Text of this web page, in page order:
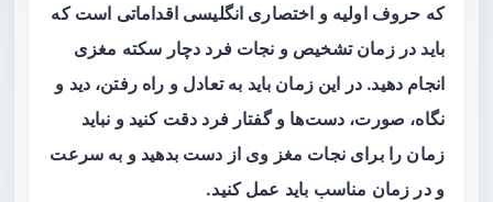
که حروف اولیه و اختصاری انگلیسی اقداماتی است که
باید در زمان تشخیص و نجات فرد دچار سکته مغزی
انجام دهید. در این زمان باید به تعادل و راه رفتن، دید و
نگاه، صورت، دست‌ها و گفتار فرد دقت کنید و نباید
زمان را برای نجات مغز وی از دست بدهید و به سرعت
و در زمان مناسب باید عمل کنید.